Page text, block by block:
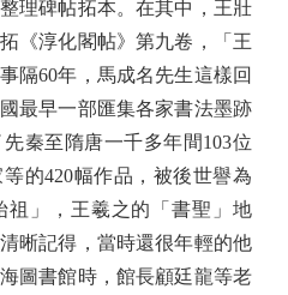
碑帖拓本。在其中，王壯
《淳化閣帖》第九卷，「王
隔60年，馬成名先生這樣回
最早一部匯集各家書法墨跡
秦至隋唐一千多年間103位
的420幅作品，被後世譽為
祖」，王羲之的「書聖」地
晰記得，當時還很年輕的他
圖書館時，館長顧廷龍等老